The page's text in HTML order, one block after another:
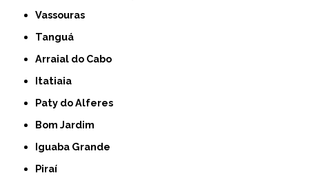
Vassouras
Tanguá
Arraial do Cabo
Itatiaia
Paty do Alferes
Bom Jardim
Iguaba Grande
Piraí